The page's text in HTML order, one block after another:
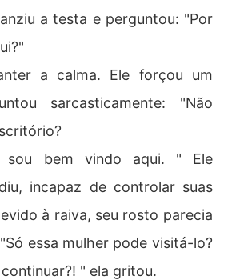
a testa e perguntou: "Por
a calma. Ele forçou um
sarcasticamente: "Não
sou bem vindo aqui. " Ele
incapaz de controlar suas
à raiva, seu rosto parecia
essa mulher pode visitá-lo?
" ela gritou.